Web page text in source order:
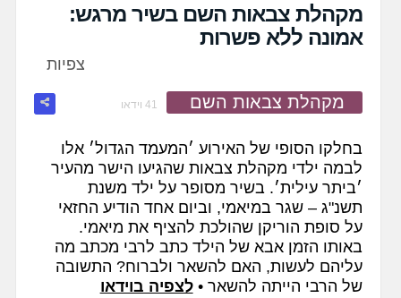
מקהלת צבאות השם בשיר מרגש:
אמונה ללא פשרות
צפיות
מקהלת צבאות השם 41 וידאו
בחלקו הסופי של האירוע ׳המעמד הגדול׳ אלו
לבמה ילדי מקהלת צבאות שהגיעו הישר מהעיר
׳ביתר עילית׳. בשיר מסופר על ילד משנת
תשנ"ג – שגר במיאמי, וביום אחד הודיע החזאי
על סופת הוריקן שהולכת להציף את מיאמי.
באותו הזמן אבא של הילד כתב לרבי מכתב מה
עליהם לעשות, האם להשאר ולברוח? התשובה
של הרבי הייתה להשאר •לצפיה בוידאו